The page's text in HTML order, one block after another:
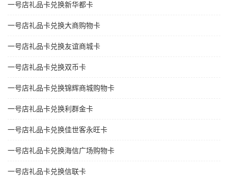
一号店礼品卡兑换新华都卡
一号店礼品卡兑换大商购物卡
一号店礼品卡兑换友谊商城卡
一号店礼品卡兑换双币卡
一号店礼品卡兑换锦辉商城购物卡
一号店礼品卡兑换利群金卡
一号店礼品卡兑换佳世客永旺卡
一号店礼品卡兑换海信广场购物卡
一号店礼品卡兑换信联卡